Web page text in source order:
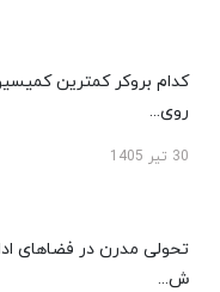
کدام بروکر کمترین
روی...
30 تیر 1405
تحولی مدرن در فضاهای
ش...